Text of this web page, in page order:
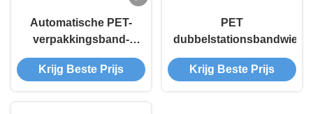
Automatische PET-
verpakkingsband-
opvouwmachine
Krijg Beste Prijs
PET
Krijg Beste Prijs